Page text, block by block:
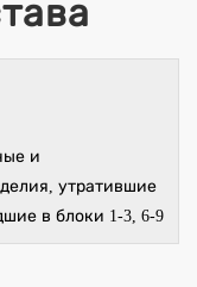
и
утратившие
в блоки 1-3, 6-9